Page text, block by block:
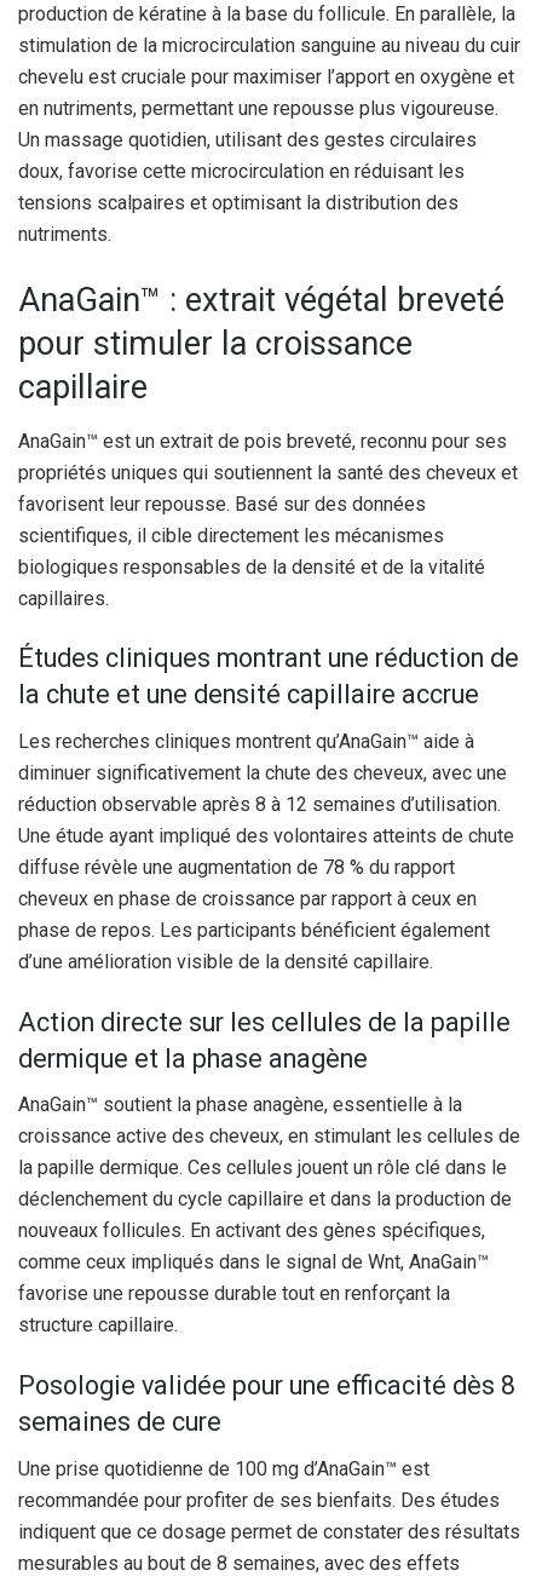
production de kératine à la base du follicule. En parallèle, la
stimulation de la microcirculation sanguine au niveau du cuir
chevelu est cruciale pour maximiser l’apport en oxygène et
en nutriments, permettant une repousse plus vigoureuse.
Un massage quotidien, utilisant des gestes circulaires
doux, favorise cette microcirculation en réduisant les
tensions scalpaires et optimisant la distribution des
nutriments.
AnaGain™ : extrait végétal breveté
pour stimuler la croissance
capillaire
AnaGain™ est un extrait de pois breveté, reconnu pour ses
propriétés uniques qui soutiennent la santé des cheveux et
favorisent leur repousse. Basé sur des données
scientifiques, il cible directement les mécanismes
biologiques responsables de la densité et de la vitalité
capillaires.
Études cliniques montrant une réduction de
la chute et une densité capillaire accrue
Les recherches cliniques montrent qu’AnaGain™ aide à
diminuer significativement la chute des cheveux, avec une
réduction observable après 8 à 12 semaines d’utilisation.
Une étude ayant impliqué des volontaires atteints de chute
diffuse révèle une augmentation de 78 % du rapport
cheveux en phase de croissance par rapport à ceux en
phase de repos. Les participants bénéficient également
d’une amélioration visible de la densité capillaire.
Action directe sur les cellules de la papille
dermique et la phase anagène
AnaGain™ soutient la phase anagène, essentielle à la
croissance active des cheveux, en stimulant les cellules de
la papille dermique. Ces cellules jouent un rôle clé dans le
déclenchement du cycle capillaire et dans la production de
nouveaux follicules. En activant des gènes spécifiques,
comme ceux impliqués dans le signal de Wnt, AnaGain™
favorise une repousse durable tout en renforçant la
structure capillaire.
Posologie validée pour une efficacité dès 8
semaines de cure
Une prise quotidienne de 100 mg d’AnaGain™ est
recommandée pour profiter de ses bienfaits. Des études
indiquent que ce dosage permet de constater des résultats
mesurables au bout de 8 semaines, avec des effets